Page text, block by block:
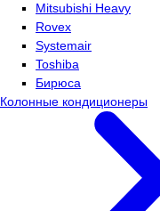
Mitsubishi Heavy
Rovex
Systemair
Toshiba
Бирюса
Колонные кондиционеры